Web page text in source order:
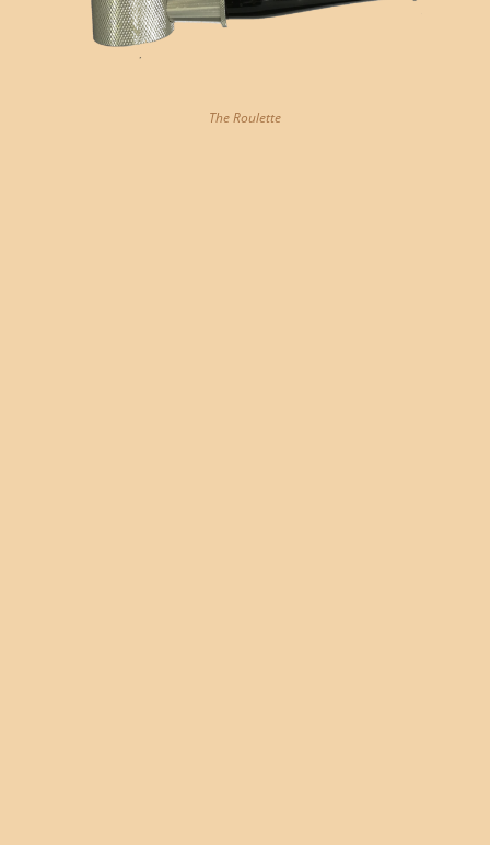
The Roulette